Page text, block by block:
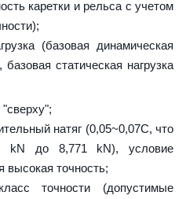
каретки и рельса с учетом
(базовая динамическая
статическая нагрузка
натяг (0,05~0,07C, что
kN до 8,771 kN), условие
высокая точность;
точности (допустимые